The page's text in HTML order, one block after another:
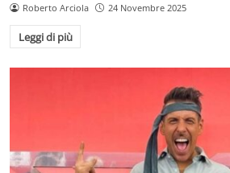
Roberto Arciola 24 Novembre 2025
Leggi di più